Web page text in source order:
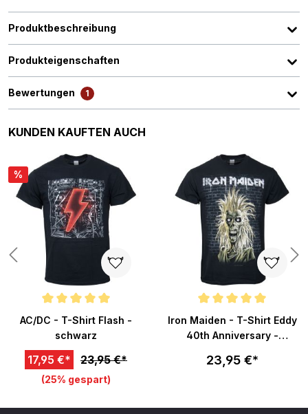
Produktbeschreibung
Produkteigenschaften
Bewertungen 1
Produktgalerie überspringen
KUNDEN KAUFTEN AUCH
%
Durchschnittliche Bewertung von 5 von 5 Sternen
AC/DC - T-Shirt Flash -
schwarz
17,95 €* 23,95 €*
(25% gespart)
Durchschnittliche Bewertung
Iron Maiden - T-Shirt Eddy
40th Anniversary -
23,95 €*